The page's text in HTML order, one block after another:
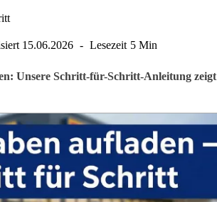
15.06.2026 Lesezeit 5 Min
Unsere Schritt-für-Schritt-Anleitung zeigt